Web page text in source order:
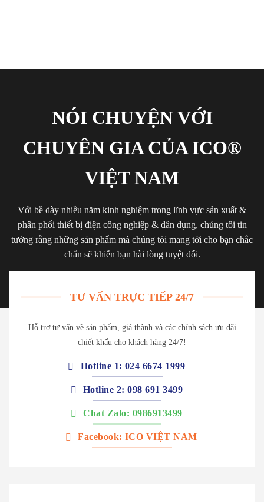
NÓI CHUYỆN VỚI
CHUYÊN GIA CỦA ICO®
VIỆT NAM
Với bề dày nhiều năm kinh nghiệm trong lĩnh vực sản xuất &
phân phối thiết bị điện công nghiệp & dân dụng, chúng tôi tin
tưởng rằng những sản phẩm mà chúng tôi mang tới cho bạn chắc
chắn sẽ khiến bạn hài lòng tuyệt đối.
TƯ VẤN TRỰC TIẾP 24/7
Hỗ trợ tư vấn về sản phẩm, giá thành và các chính sách ưu đãi
chiết khấu cho khách hàng 24/7!
Hotline 1: 024 6674 1999
Hotline 2: 098 691 3499
Chat Zalo: 0986913499
Facebook: ICO VIỆT NAM